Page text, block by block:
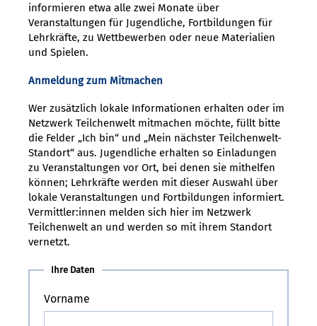
informieren etwa alle zwei Monate über
Veranstaltungen für Jugendliche, Fortbildungen für
Lehrkräfte, zu Wettbewerben oder neue Materialien
und Spielen.
Anmeldung zum Mitmachen
Wer zusätzlich lokale Informationen erhalten oder im
Netzwerk Teilchenwelt mitmachen möchte, füllt bitte
die Felder „Ich bin“ und „Mein nächster Teilchenwelt-
Standort“ aus. Jugendliche erhalten so Einladungen
zu Veranstaltungen vor Ort, bei denen sie mithelfen
können; Lehrkräfte werden mit dieser Auswahl über
lokale Veranstaltungen und Fortbildungen informiert.
Vermittler:innen melden sich hier im Netzwerk
Teilchenwelt an und werden so mit ihrem Standort
vernetzt.
Ihre Daten
Vorname